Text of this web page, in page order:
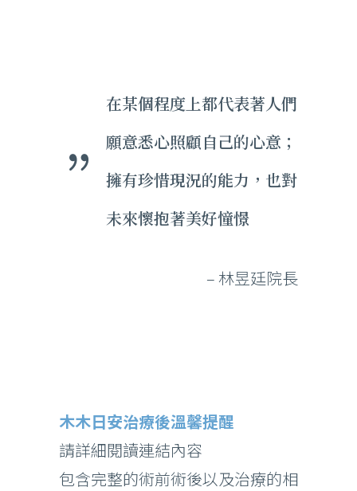
在某個程度上都代表著人們
願意悉心照顧自己的心意；
擁有珍惜現況的能力，也對
未來懷抱著美好憧憬
– 林昱廷院長
木木日安治療後溫馨提醒
請詳細閱讀連結內容
包含完整的術前術後以及治療的相